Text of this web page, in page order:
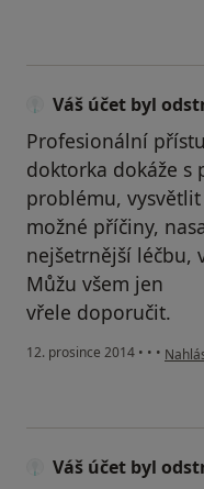
Váš účet byl
Profesionální
doktorka dokáže s
problému, vysvětlit
možné příčiny,
nejšetrnější léčbu,
Můžu všem jen
vřele doporučit.
12. prosince 2014 • • • podle
Váš účet byl